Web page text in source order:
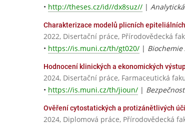
• http://theses.cz/id//dx8suz// |
Charakterizace modelů plicních
2022, Disertační práce, Přírodovědecká
• https://is.muni.cz/th/gt020/ |
Hodnocení klinických a ekonomických
2024, Disertační práce, Farmaceutická
• https://is.muni.cz/th/jioun/ |
Ověření cytostatických a protizánětlivých
2024, Diplomová práce, Přírodovědecká